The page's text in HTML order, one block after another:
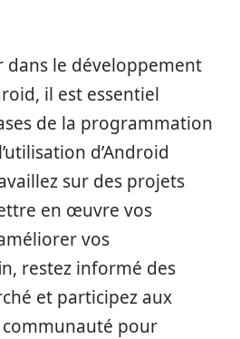
dans le développement
il est essentiel
de la programmation
d’Android
sur des projets
en œuvre vos
vos
restez informé des
et participez aux
pour